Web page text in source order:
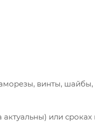
винты, шайбы,
или